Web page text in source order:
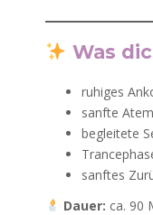
Was
ruhiges
sanfte
begleitete
sanftes
Dauer: ca. 90